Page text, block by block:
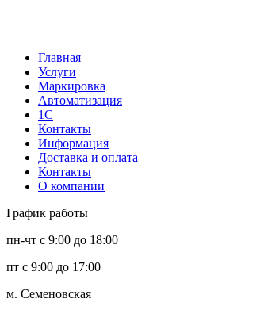
Главная
Услуги
Маркировка
Автоматизация
1С
Контакты
Информация
Доставка и оплата
Контакты
О компании
График работы
пн-чт с 9:00 до 18:00
пт с 9:00 до 17:00
м. Семеновская